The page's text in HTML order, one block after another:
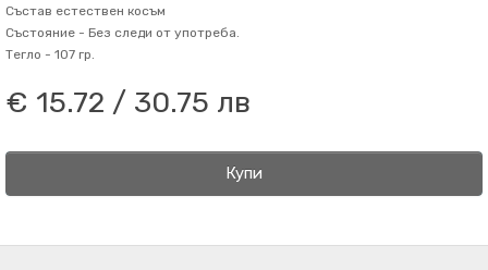
Състав естествен косъм
Състояние - Без следи от употреба.
Тегло - 107 гр.
€ 15.72 / 30.75 лв
Купи